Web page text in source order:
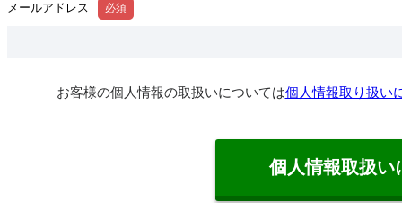
メールアドレス
お客様の個人情報の取扱いについては個人情報取り扱い